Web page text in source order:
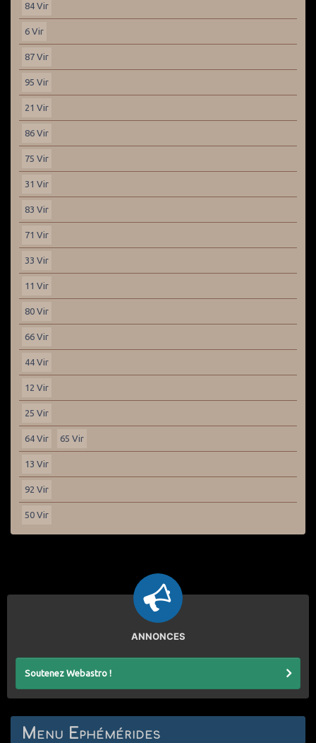
84 Vir
6 Vir
87 Vir
95 Vir
21 Vir
86 Vir
75 Vir
31 Vir
83 Vir
71 Vir
33 Vir
11 Vir
80 Vir
66 Vir
44 Vir
12 Vir
25 Vir
64 Vir 65 Vir
13 Vir
92 Vir
50 Vir
ANNONCES
Soutenez Webastro !
Menu Ephémérides